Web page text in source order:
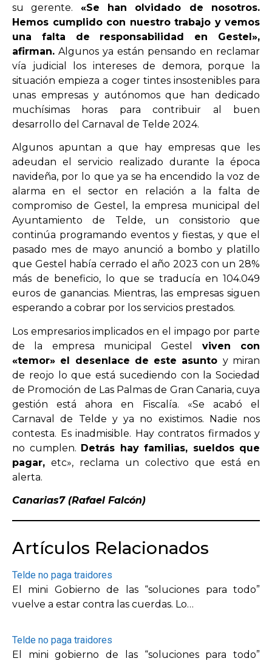
su gerente. «Se han olvidado de nosotros.
Hemos cumplido con nuestro trabajo y vemos
una falta de responsabilidad en Gestel»,
afirman. Algunos ya están pensando en reclamar
vía judicial los intereses de demora, porque la
situación empieza a coger tintes insostenibles para
unas empresas y autónomos que han dedicado
muchísimas horas para contribuir al buen
desarrollo del Carnaval de Telde 2024.
Algunos apuntan a que hay empresas que les
adeudan el servicio realizado durante la época
navideña, por lo que ya se ha encendido la voz de
alarma en el sector en relación a la falta de
compromiso de Gestel, la empresa municipal del
Ayuntamiento de Telde, un consistorio que
continúa programando eventos y fiestas, y que el
pasado mes de mayo anunció a bombo y platillo
que Gestel había cerrado el año 2023 con un 28%
más de beneficio, lo que se traducía en 104.049
euros de ganancias. Mientras, las empresas siguen
esperando a cobrar por los servicios prestados.
Los empresarios implicados en el impago por parte
de la empresa municipal Gestel viven con
«temor» el desenlace de este asunto y miran
de reojo lo que está sucediendo con la Sociedad
de Promoción de Las Palmas de Gran Canaria, cuya
gestión está ahora en Fiscalía. «Se acabó el
Carnaval de Telde y ya no existimos. Nadie nos
contesta. Es inadmisible. Hay contratos firmados y
no cumplen. Detrás hay familias, sueldos que
pagar, etc», reclama un colectivo que está en
alerta.
Canarias7 (Rafael Falcón)
Artículos Relacionados
Telde no paga traidores
El mini Gobierno de las “soluciones para todo”
vuelve a estar contra las cuerdas. Lo…
Telde no paga traidores
El mini gobierno de las “soluciones para todo”